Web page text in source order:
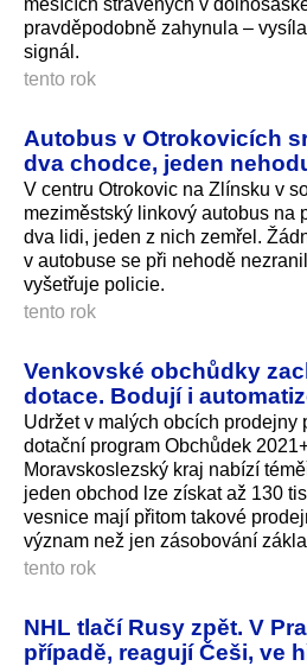
pravděpodobně zahynula –
signál.
tento rok
Autobus v Otrokovicích
dva chodce, jeden
V centru Otrokovic na Zlínsku v
meziměstský linkový autobus na
dva lidi, jeden z nich zemřel.
v autobuse se při nehodě
vyšetřuje policie.
tento rok
Venkovské obchůdky
dotace. Bodují i
Udržet v malých obcích prodejny
dotační program Obchůdek
Moravskoslezský kraj nabízí
jeden obchod lze získat až 130
vesnice mají přitom takové
význam než jen zásobování
tento rok
NHL tlačí Rusy zpět. V
případě, reagují Češi, ve